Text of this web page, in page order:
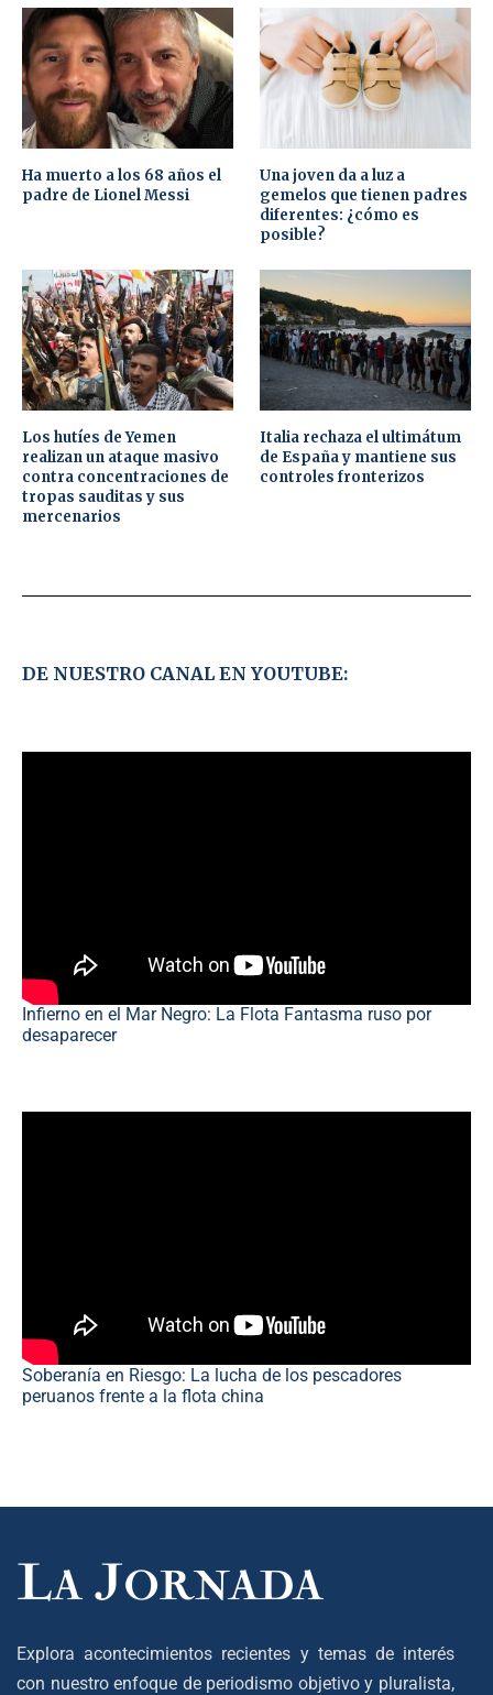
Ha muerto a los 68 años el
padre de Lionel Messi
Una joven da a luz a
gemelos que tienen padres
diferentes: ¿cómo es
posible?
Los hutíes de Yemen
realizan un ataque masivo
contra concentraciones de
tropas sauditas y sus
mercenarios
Italia rechaza el ultimátum
de España y mantiene sus
controles fronterizos
DE NUESTRO CANAL EN YOUTUBE:
Infierno en el Mar Negro: La Flota Fantasma ruso por
desaparecer
Soberanía en Riesgo: La lucha de los pescadores
peruanos frente a la flota china
Explora acontecimientos recientes y temas de interés
con nuestro enfoque de periodismo objetivo y pluralista,